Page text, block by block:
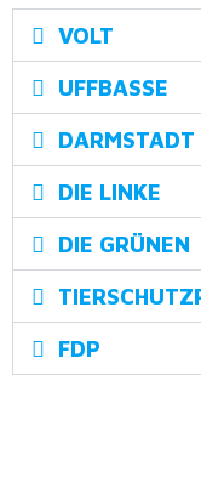
VOLT
UFFBASSE
DARMSTADT
DIE LINKE
DIE GRÜNEN
FDP